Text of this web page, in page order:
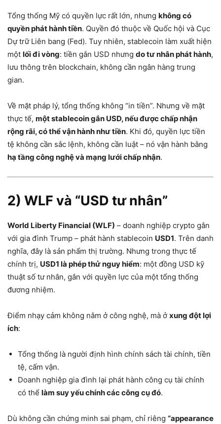
Tổng thống Mỹ có quyền lực rất lớn, nhưng không có
quyền phát hành tiền. Quyền đó thuộc về Quốc hội và Cục
Dự trữ Liên bang (Fed). Tuy nhiên, stablecoin làm xuất hiện
một lối đi vòng: tiền gắn USD nhưng do tư nhân phát hành,
lưu thông trên blockchain, không cần ngân hàng trung
gian.
Về mặt pháp lý, tổng thống không “in tiền”. Nhưng về mặt
thực tế, một stablecoin gắn USD, nếu được chấp nhận
rộng rãi, có thể vận hành như tiền. Khi đó, quyền lực tiền
tệ không cần sắc lệnh, không cần luật – nó vận hành bằng
hạ tầng công nghệ và mạng lưới chấp nhận.
2) WLF và “USD tư nhân”
World Liberty Financial (WLF) – doanh nghiệp crypto gắn
với gia đình Trump – phát hành stablecoin USD1. Trên danh
nghĩa, đây là sản phẩm thị trường. Nhưng trong thực tế
chính trị, USD1 là phép thử nguy hiểm: một đồng USD kỹ
thuật số tư nhân, gắn với quyền lực của một tổng thống
đương nhiệm.
Điểm nhạy cảm không nằm ở công nghệ, mà ở xung đột lợi
ích:
Tổng thống là người định hình chính sách tài chính, tiền
tệ, cấm vận.
Doanh nghiệp gia đình lại phát hành công cụ tài chính
có thể làm suy yếu chính các công cụ đó.
Dù không cần chứng minh sai phạm, chỉ riêng “appearance